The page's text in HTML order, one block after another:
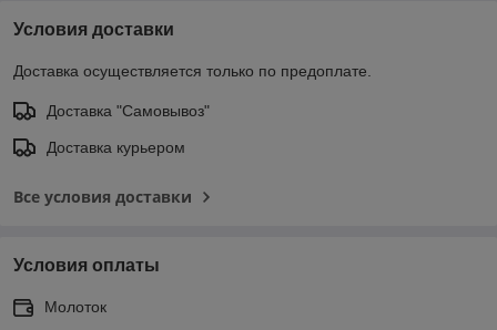
Условия доставки
Доставка осуществляется только по предоплате.
Доставка "Самовывоз"
Доставка курьером
Все условия доставки
Условия оплаты
Молоток